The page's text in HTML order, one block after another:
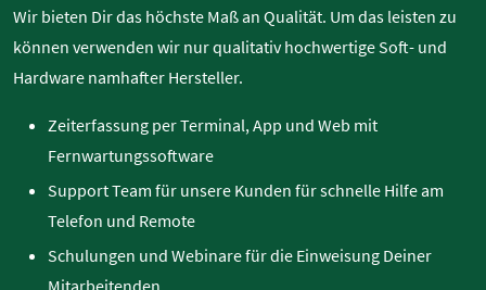
Wir bieten Dir das höchste Maß an Qualität. Um das leisten zu
können verwenden wir nur qualitativ hochwertige Soft- und
Hardware namhafter Hersteller.
Zeiterfassung per Terminal, App und Web mit
Fernwartungssoftware
Support Team für unsere Kunden für schnelle Hilfe am
Telefon und Remote
Schulungen und Webinare für die Einweisung Deiner
Mitarbeitenden